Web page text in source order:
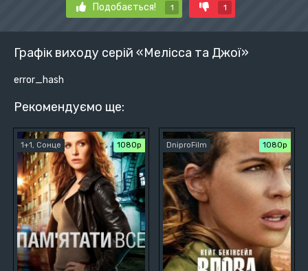
Подобається! 1 1
Графік виходу серій «Мелісса та Джої»
error_hash
Рекомендуємо ще:
1+1, Сонце 1080p DniproFilm 1080p